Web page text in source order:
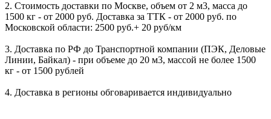
2. Стоимость доставки по Москве, объем от 2 м3, масса до
1500 кг - от 2000 руб. Доставка за ТТК - от 2000 руб. по
Московской области: 2500 руб.+ 20 руб/км
3. Доставка по РФ до Транспортной компании (ПЭК, Деловые
Линии, Байкал) - при объеме до 20 м3, массой не более 1500
кг - от 1500 рублей
4. Доставка в регионы обговаривается индивидуально